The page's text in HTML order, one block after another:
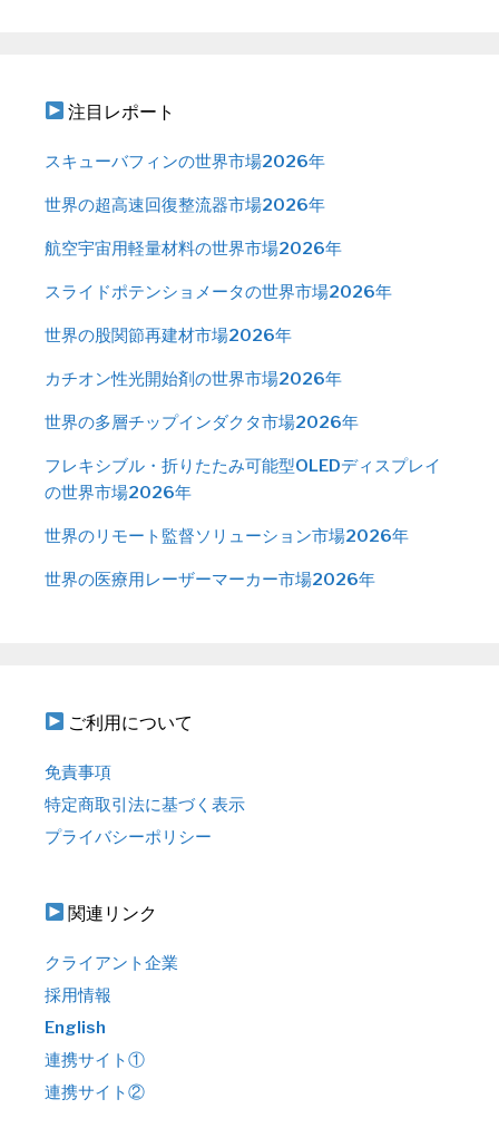
注目レポート
スキューバフィンの世界市場2026年
世界の超高速回復整流器市場2026年
航空宇宙用軽量材料の世界市場2026年
スライドポテンショメータの世界市場2026年
世界の股関節再建材市場2026年
カチオン性光開始剤の世界市場2026年
世界の多層チップインダクタ市場2026年
フレキシブル・折りたたみ可能型OLEDディスプレイ
の世界市場2026年
世界のリモート監督ソリューション市場2026年
世界の医療用レーザーマーカー市場2026年
ご利用について
免責事項
特定商取引法に基づく表示
プライバシーポリシー
関連リンク
クライアント企業
採用情報
English
連携サイト①
連携サイト②